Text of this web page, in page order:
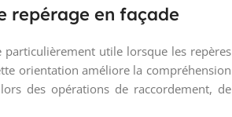
repérage en façade
utile lorsque les repères
orientation améliore la compréhension
des opérations de raccordement, de